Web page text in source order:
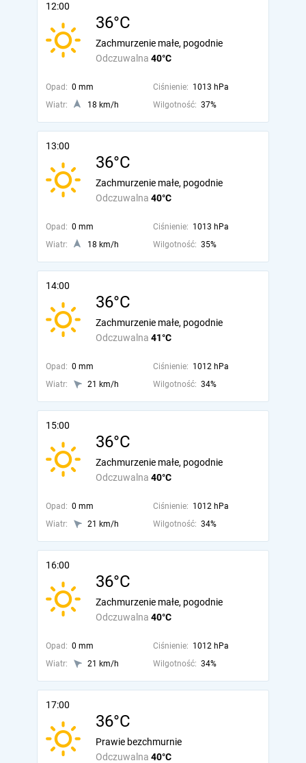
12:00
36°C
Odczuwalna 40°C
Zachmurzenie małe, pogodnie
Opad: 0 mm Ciśnienie: 1013 hPa
Wiatr:
18 km/h Wilgotność: 37%
13:00
36°C
Odczuwalna 40°C
Zachmurzenie małe, pogodnie
Opad: 0 mm Ciśnienie: 1013 hPa
Wiatr:
18 km/h Wilgotność: 35%
14:00
36°C
Odczuwalna 41°C
Zachmurzenie małe, pogodnie
Opad: 0 mm Ciśnienie: 1012 hPa
Wiatr:
21 km/h Wilgotność: 34%
15:00
36°C
Odczuwalna 40°C
Zachmurzenie małe, pogodnie
Opad: 0 mm Ciśnienie: 1012 hPa
Wiatr:
21 km/h Wilgotność: 34%
16:00
36°C
Odczuwalna 40°C
Zachmurzenie małe, pogodnie
Opad: 0 mm Ciśnienie: 1012 hPa
Wiatr:
21 km/h Wilgotność: 34%
17:00
36°C
Odczuwalna 40°C
Prawie bezchmurnie